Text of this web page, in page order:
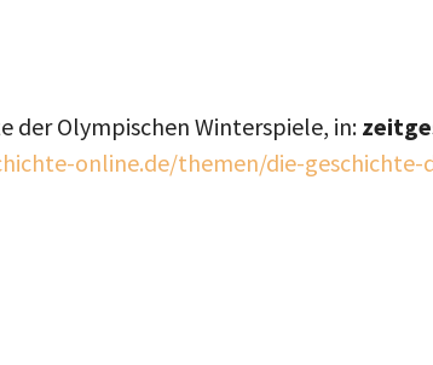
der Olympischen Winterspiele, in:
online.de/themen/die-